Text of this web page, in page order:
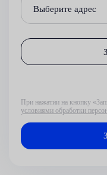
Выберите адрес
При нажатии на кнопку
условиями обработки